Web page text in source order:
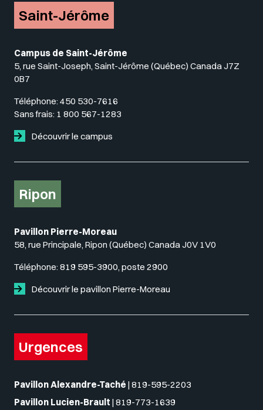
Saint-Jérôme
Campus de Saint-Jérôme
5, rue Saint-Joseph, Saint-Jérôme (Québec) Canada J7Z
0B7
Téléphone: 450 530-7616
Sans frais: 1 800 567-1283
Découvrir le campus
Ripon
Pavillon Pierre-Moreau
58, rue Principale, Ripon (Québec) Canada J0V 1V0
Téléphone: 819 595-3900, poste 2900
Découvrir le pavillon Pierre-Moreau
Urgences
Pavillon Alexandre-Taché | 819-595-2203
Pavillon Lucien-Brault | 819-773-1639